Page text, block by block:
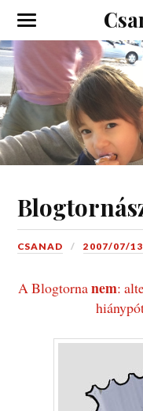
CSANAD 2007/07/13
A Blogtornanem: